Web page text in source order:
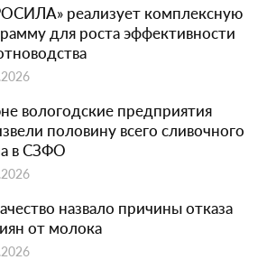
реализует комплексную
для роста эффективности
вологодские предприятия
половину всего сливочного
в СЗФО
назвало причины отказа
от молока